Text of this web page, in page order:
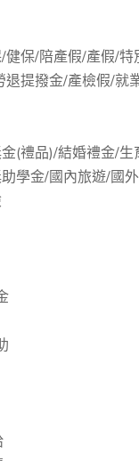
健保/陪產假/產假/特
退提撥金/產檢假/就
(禮品)/結婚禮金/生
學金/國內旅遊/國